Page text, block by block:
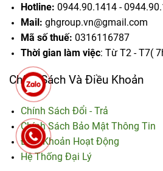
Hotline: 0944.90.1414 -
Mail: ghgroup.vn@gmail.com
Mã số thuế: 0316116787
Thời gian làm việc: Từ T2 - T7(
Chính Sách Và Điều Khoản
Chính Sách Đổi - Trả
Chính Sách Bảo Mật Thông Tin
Điều Khoản Hoạt Động
Hệ Thống Đại Lý